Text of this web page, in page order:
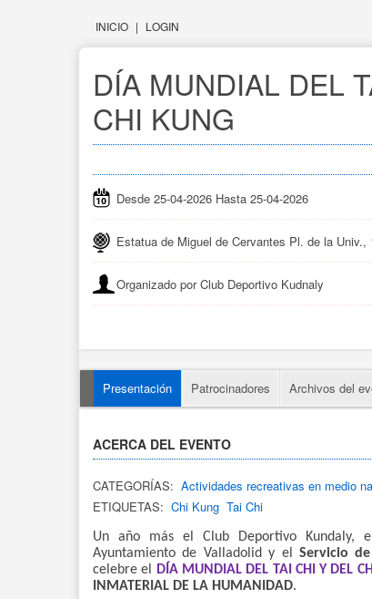
INICIO | LOGIN
DÍA MUNDIAL DEL
CHI KUNG
Desde 25-04-2026 Hasta 25-04-2026
Estatua de Miguel de Cervantes Pl. de la Univ.,
Organizado por Club Deportivo Kudnaly
Presentación Patrocinadores Archivos del
ACERCA DEL EVENTO
CATEGORÍAS: Actividades recreativas en medio
ETIQUETAS: Chi Kung Tai Chi
Un año más el Club Deportivo Kundaly,
Ayuntamiento de Valladolid y el Servicio
celebre el DÍA MUNDIAL DEL TAI CHI Y DEL
INMATERIAL DE LA HUMANIDAD.